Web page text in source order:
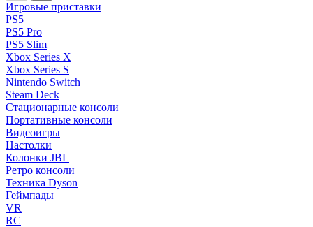
Игровые приставки
PS5
PS5 Pro
PS5 Slim
Xbox Series X
Xbox Series S
Nintendo Switch
Steam Deck
Стационарные консоли
Портативные консоли
Видеоигры
Настолки
Колонки JBL
Ретро консоли
Техника Dyson
Геймпады
VR
RC